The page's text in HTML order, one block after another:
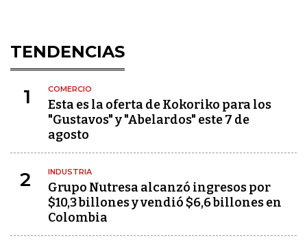
TENDENCIAS
1 COMERCIO
Esta es la oferta de Kokoriko para los
"Gustavos" y "Abelardos" este 7 de
agosto
2 INDUSTRIA
Grupo Nutresa alcanzó ingresos por
$10,3 billones y vendió $6,6 billones en
Colombia